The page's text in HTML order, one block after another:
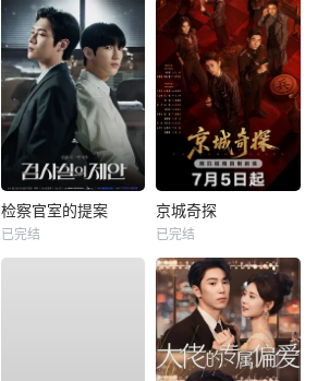
检察官室的提案
已完结
京城奇探
已完结